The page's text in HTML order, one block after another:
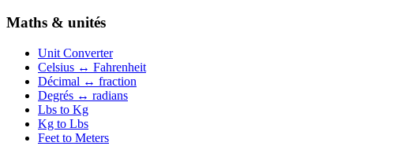
Maths & unités
Unit Converter
Celsius ↔ Fahrenheit
Décimal ↔ fraction
Degrés ↔ radians
Lbs to Kg
Kg to Lbs
Feet to Meters